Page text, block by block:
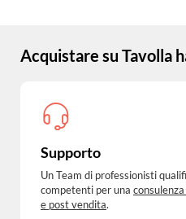
Acquistare su Tavolla
Supporto
Un Team di professionisti
competenti per una
e post vendita.